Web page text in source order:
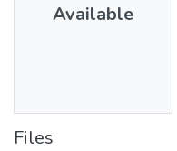
Available
Files